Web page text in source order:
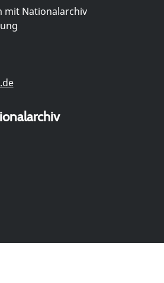
mit Nationalarchiv